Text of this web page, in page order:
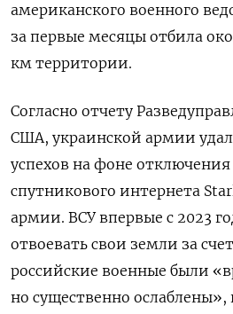
американского военного
за первые месяцы отбила
км территории.
Согласно отчету
США, украинской армии
успехов на фоне
спутникового интернета
армии. ВСУ впервые с 2023
отвоевать свои земли за
российские военные были
но существенно ослаблены»,